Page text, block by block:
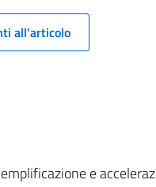
all'articolo
e